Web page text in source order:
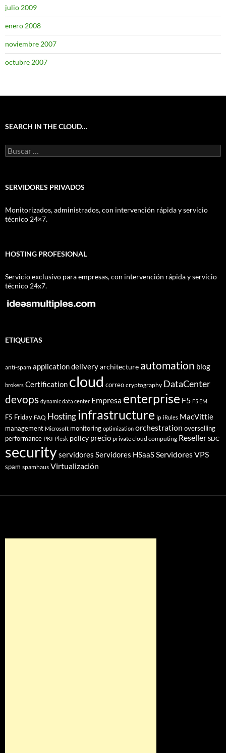
julio 2009
enero 2008
noviembre 2007
octubre 2007
SEARCH IN THE CLOUD…
Buscar:
SERVIDORES PRIVADOS
Monitorizados, administrados, con intervención rápida y servicio
técnico 24×7.
HOSTING PROFESIONAL
Servicio exclusivo para empresas, con intervención rápida y servicio
técnico 24x7.
ETIQUETAS
anti-spam application deliveryarchitecture automation blog
brokers Certification cloud correo cryptography DataCenter
devops dynamic data center Empresa enterprise F5 F5 EM
F5 Friday FAQ Hostinginfrastructure ip iRules MacVittie
management Microsoft monitoring optimization orchestration overselling
performance PKI Plesk policy precio private cloud computing Reseller SDC
securityservidores Servidores HSaaSServidores VPS
spam spamhaus Virtualización